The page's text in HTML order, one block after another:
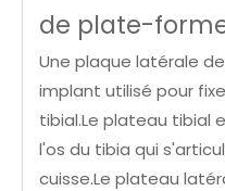
de plate-
Une plaque latérale
implant utilisé pour
tibial.Le plateau tibial
l'os du tibia qui
cuisse.Le plateau